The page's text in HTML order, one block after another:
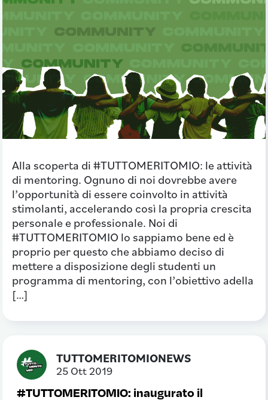
Alla scoperta di #TUTTOMERITOMIO: le attività
di mentoring. Ognuno di noi dovrebbe avere
l’opportunità di essere coinvolto in attività
stimolanti, accelerando così la propria crescita
personale e professionale. Noi di
#TUTTOMERITOMIO lo sappiamo bene ed è
proprio per questo che abbiamo deciso di
mettere a disposizione degli studenti un
programma di mentoring, con l’obiettivo adella
[…]
TUTTOMERITOMIONEWS
25 Ott 2019
#TUTTOMERITOMIO: inaugurato il